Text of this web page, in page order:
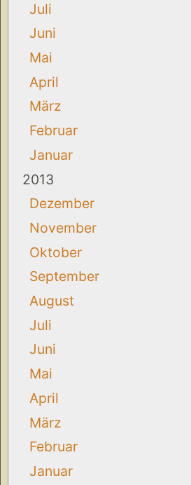
Juli
Juni
Mai
April
März
Februar
Januar
2013
Dezember
November
Oktober
September
August
Juli
Juni
Mai
April
März
Februar
Januar